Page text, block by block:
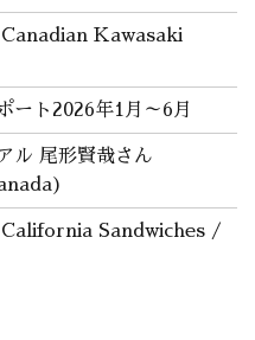
Canadian Kawasaki
ート2026年1月～6月
ル 尾形賢哉さん
California Sandwiches /